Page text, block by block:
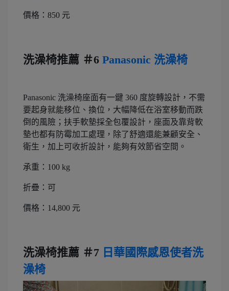
價格：850 元
洗澡椅推薦 ＃6 Panasonic 洗澡椅
Panasonic 洗澡椅座面有一鍵 360 度旋轉設計，不需
要起身就能移位、換位，大幅降低在浴室移動而跌
倒的風險；扶手軟墊採全包覆設計，座面及靠背軟
墊也都有防霉加工處理，除了舒適還能兼顧安全、
衛生，加上可收折設計，能夠有效節省空間。
承重：100 kg
折疊：可
價格：14,800 元
洗澡椅推薦 ＃7 日華國際感恩使者洗
澡椅